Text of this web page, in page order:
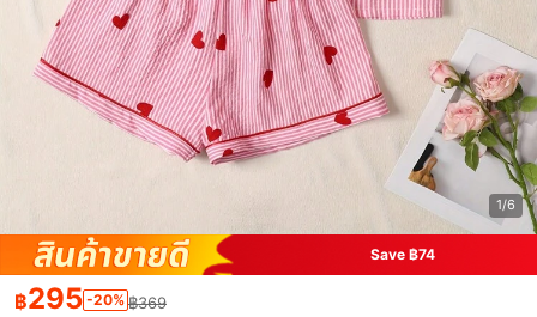
1/6
Save ฿74
฿295 -20% ฿369